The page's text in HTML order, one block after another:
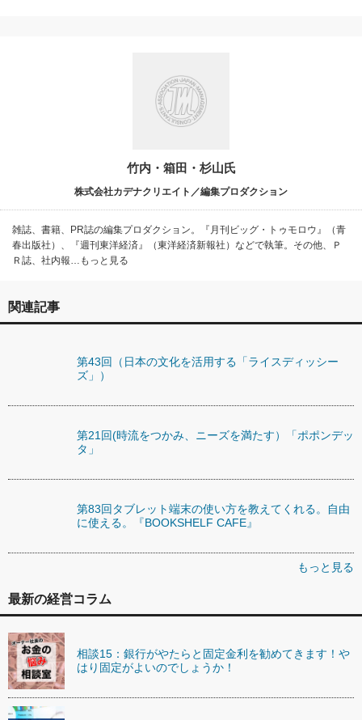
竹内・箱田・杉山氏
株式会社カデナクリエイト／編集プロダクション
雑誌、書籍、PR誌の編集プロダクション。『月刊ビッグ・トゥモロウ』（青
春出版社）、『週刊東洋経済』（東洋経済新報社）などで執筆。その他、Ｐ
Ｒ誌、社内報…もっと見る
関連記事
第43回（日本の文化を活用する「ライスディッシー
ズ」）
第21回(時流をつかみ、ニーズを満たす）「ポポンデッ
タ」
第83回タブレット端末の使い方を教えてくれる。自由
に使える。『BOOKSHELF CAFE』
もっと見る
最新の経営コラム
相談15：銀行がやたらと固定金利を勧めてきます！や
はり固定がよいのでしょうか！